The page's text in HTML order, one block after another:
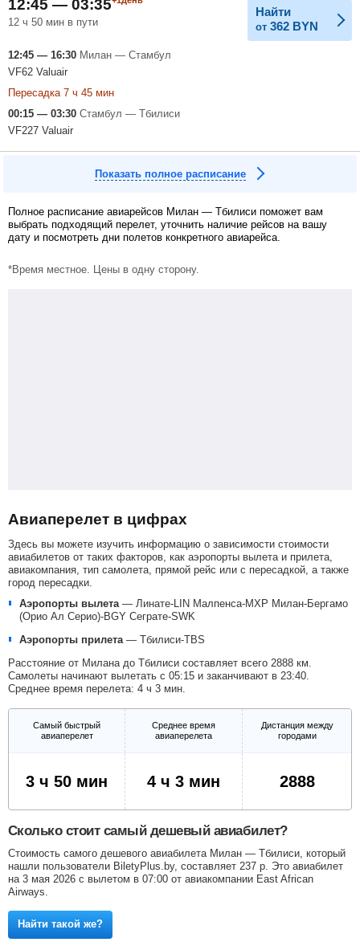
12:45 — 03:35
12 ч 50 мин в пути
Найти
от 362 BYN
12:45 — 16:30 Милан — Стамбул
VF62 Valuair
Пересадка 7 ч 45 мин
00:15 — 03:30 Стамбул — Тбилиси
VF227 Valuair
Показать полное расписание
Полное расписание авиарейсов Милан — Тбилиси поможет вам
выбрать подходящий перелет, уточнить наличие рейсов на вашу
дату и посмотреть дни полетов конкретного авиарейса.
*Время местное. Цены в одну сторону.
Авиаперелет в цифрах
Здесь вы можете изучить информацию о зависимости стоимости
авиабилетов от таких факторов, как аэропорты вылета и прилета,
авиакомпания, тип самолета, прямой рейс или с пересадкой, а также
город пересадки.
Аэропорты вылета — Линате-LIN Малпенса-MXP Милан-Бергамо
(Орио Ал Серио)-BGY Сеграте-SWK
Аэропорты прилета — Тбилиси-TBS
Расстояние от Милана до Тбилиси составляет всего 2888 км.
Самолеты начинают вылетать с 05:15 и заканчивают в 23:40.
Среднее время перелета: 4 ч 3 мин.
Самый быстрый
авиаперелет
Среднее время
авиаперелета
Дистанция между
городами
3 ч 50 мин 4 ч 3 мин 2888
Сколько стоит самый дешевый авиабилет?
Стоимость самого дешевого авиабилета Милан — Тбилиси, который
нашли пользователи BiletyPlus.by, составляет 237 р . Это авиабилет
на 3 мая 2026 с вылетом в 07:00 от авиакомпании East African
Airways.
Найти такой же?